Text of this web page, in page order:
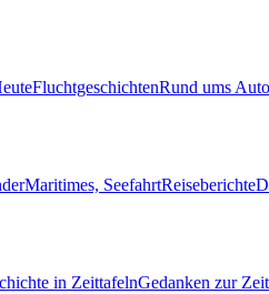
FluchtgeschichtenRund ums Auto
Maritimes, SeefahrtReiseberichte
in ZeittafelnGedanken zur